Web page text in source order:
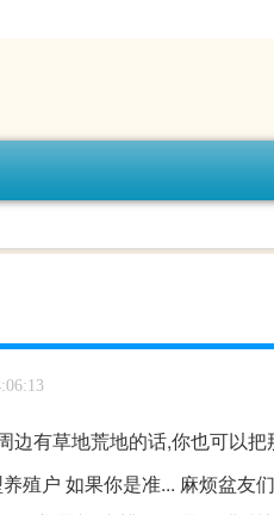
边有草地荒地的话,你也可以
殖户 如果你是准... 麻烦盆友